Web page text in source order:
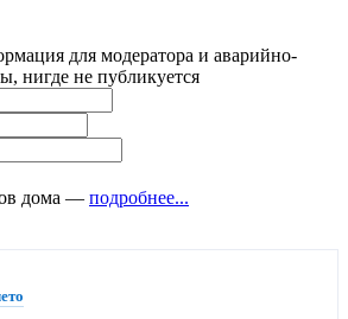
для модератора и аварийно-
нигде не публикуется
дома — подробнее...